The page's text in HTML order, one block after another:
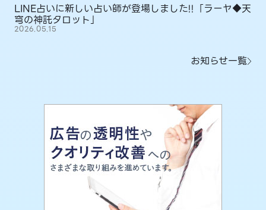
LINE占いに新しい占い師が登場しました!!「ラーヤ◆天
穹の神託タロット」
2026.05.15
お知らせ一覧